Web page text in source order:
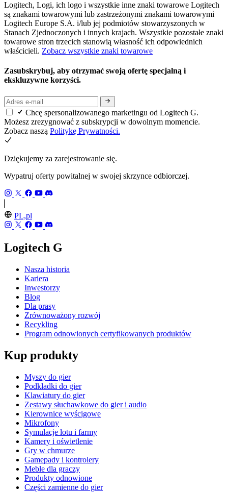
Logitech, Logi, ich logo i wszystkie inne znaki towarowe Logitech
są znakami towarowymi lub zastrzeżonymi znakami towarowymi
Logitech Europe S.A. i/lub jej podmiotów stowarzyszonych w
Stanach Zjednoczonych i innych krajach. Wszystkie pozostałe znaki
towarowe stron trzecich stanowią własność ich odpowiednich
właścicieli. Zobacz wszystkie znaki towarowe
Zasubskrybuj, aby otrzymać swoją ofertę specjalną i
ekskluzywne korzyści.
Chcę spersonalizowanego marketingu od Logitech G.
Możesz zrezygnować z subskrypcji w dowolnym momencie.
Zobacz naszą Politykę Prywatności.
Dziękujemy za zarejestrowanie się.
Wypatruj oferty powitalnej w swojej skrzynce odbiorczej.
PL,pl
Logitech G
Nasza historia
Kariera
Inwestorzy
Blog
Dla prasy
Zrównoważony rozwój
Recykling
Program odnowionych certyfikowanych produktów
Kup produkty
Myszy do gier
Podkładki do gier
Klawiatury do gier
Zestawy słuchawkowe do gier i audio
Kierownice wyścigowe
Mikrofony
Symulacje lotu i farmy
Kamery i oświetlenie
Gry w chmurze
Gamepady i kontrolery
Meble dla graczy
Produkty odnowione
Części zamienne do gier